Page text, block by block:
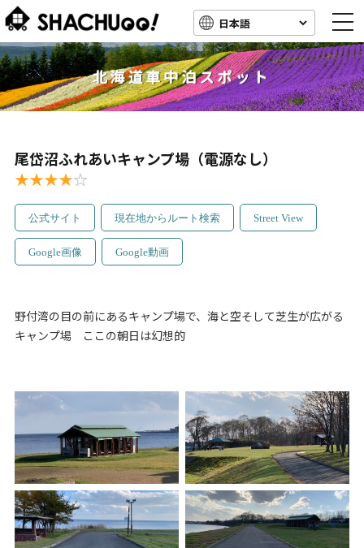
北海道車中泊スポット
尾岱沼ふれあいキャンプ場（電源なし）
★★★★☆
公式サイト 現在地からルート検索 Street View
Google画像 Google動画
野付湾の目の前にあるキャンプ場で、海と空そして芝生が広がる
キャンプ場 ここの朝日は幻想的